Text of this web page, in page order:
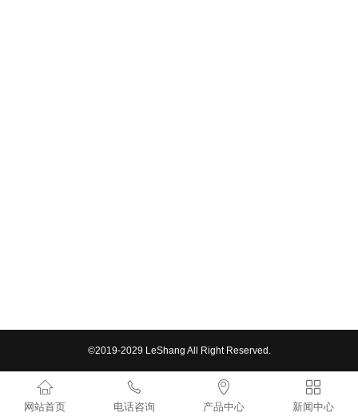
©2019-2029 LeShang All Right Reserved.

网站首页

电话咨询

产品中心

新闻中心